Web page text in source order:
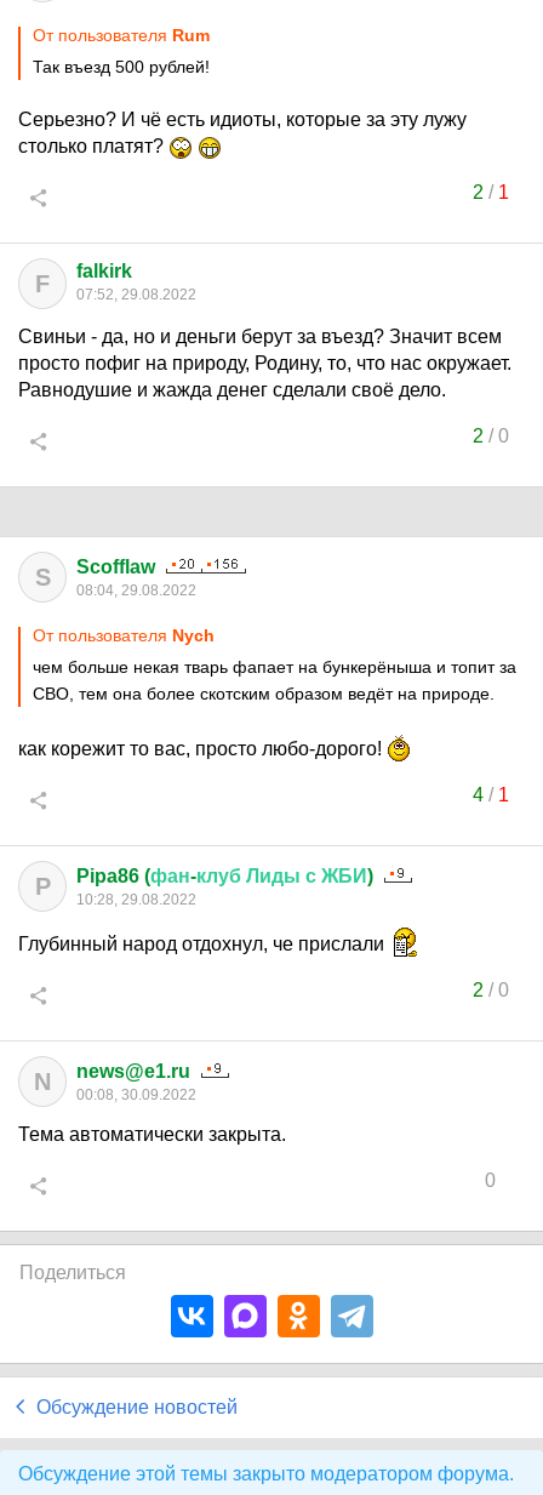
От пользователя Rum
Так въезд 500 рублей!
Серьезно? И чё есть идиоты, которые за эту лужу
столько платят?
2 / 1
F falkirk
07:52, 29.08.2022
Свиньи - да, но и деньги берут за въезд? Значит всем
просто пофиг на природу, Родину, то, что нас окружает.
Равнодушие и жажда денег сделали своё дело.
2 /0
S Scofflaw
08:04, 29.08.2022
От пользователя Nych
чем больше некая тварь фапает на бункерёныша и топит за
СВО, тем она более скотским образом ведёт на природе.
как корежит то вас, просто любо-дорого!
4/ 1
P Pipa86 (фан-клуб Лиды с ЖБИ)
10:28, 29.08.2022
Глубинный народ отдохнул, че прислали
2 /0
N news@e1.ru
00:08, 30.09.2022
Тема автоматически закрыта.
0
Поделиться
Обсуждение новостей
Обсуждение этой темы закрыто модератором форума.